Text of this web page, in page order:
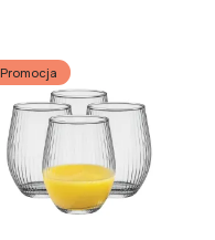
Promocja